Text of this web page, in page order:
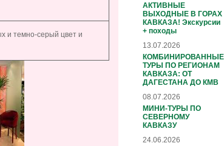
и темно-серый цвет и
АКТИВНЫЕ
ВЫХОДНЫЕ В ГОРАХ
КАВКАЗА! Экскурсии
+ походы
13.07.2026
КОМБИНИРОВАННЫЕ
ТУРЫ ПО РЕГИОНАМ
КАВКАЗА: ОТ
ДАГЕСТАНА ДО КМВ
08.07.2026
МИНИ-ТУРЫ ПО
СЕВЕРНОМУ
КАВКАЗУ
24.06.2026